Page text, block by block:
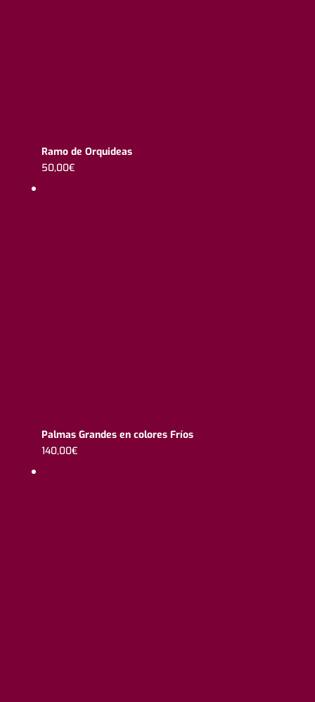
Ramo de Orquideas
50,00€
Palmas Grandes en colores Fríos
140,00€